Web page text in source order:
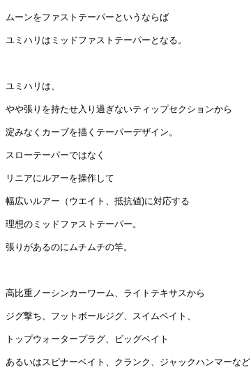
ムーンをファストテーパーというならば
ユミハリはミッドファストテーパーとなる。
ユミハリは、
やや張りを持たせ入り過ぎないティップセクションから
淀みなくカーブを描くテーパーデザイン。
スローテーパーではなく
リニアにルアーを操作して
幅広いルアー（ウエイト、抵抗値)に対応する
理想のミッドファストテーパー。
張りがあるのにムチムチの竿。
高比重ノーシンカーワーム、ライトテキサスから
ジグ撃ち、フットボールジグ、スイムベイト、
トップウォータープラグ、ビッグベイト
あるいはスピナーベイト、クランク、ジャックハンマーなど